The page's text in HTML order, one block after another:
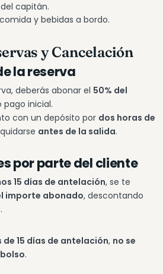
capitán.
y bebidas a bordo.
y Cancelación
la reserva
deberás abonar el 50% del
inicial.
con un depósito por dos horas de
antes de la salida.
por parte del cliente
15 días de antelación, se te
importe abonado, descontando
de 15 días de antelación, no se
.